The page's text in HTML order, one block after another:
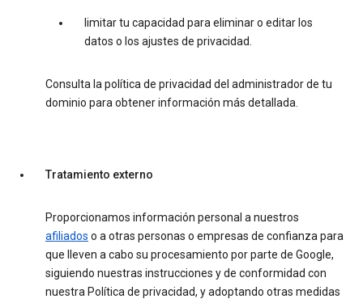
limitar tu capacidad para eliminar o editar los
datos o los ajustes de privacidad.
Consulta la política de privacidad del administrador de tu
dominio para obtener información más detallada.
Tratamiento externo
Proporcionamos información personal a nuestros
afiliados o a otras personas o empresas de confianza para
que lleven a cabo su procesamiento por parte de Google,
siguiendo nuestras instrucciones y de conformidad con
nuestra Política de privacidad, y adoptando otras medidas